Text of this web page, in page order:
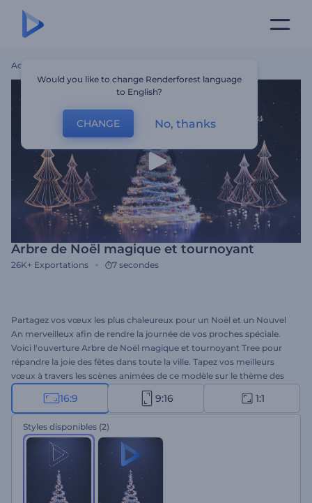
Accueil
Arbre de Noël magique et tournoyant
26K+ Exportations 7 secondes
Partagez vos vœux les plus chaleureux pour un Noël et un Nouvel
An merveilleux afin de rendre la journée de vos proches spéciale.
Voici l'ouverture Arbre de Noël magique et tournoyant Tree pour
répandre la joie des fêtes dans toute la ville. Tapez vos meilleurs
vœux à travers les scènes animées de ce modèle sur le thème des
fêtes pour que vos amis et votre famille croient à la magie de Noël.
Téléchargez vos fichiers multimédia, tapez vos messages et
obtenez une vidéo de vœux animée par des professionnels en
quelques clics. Ce modèle convient parfaitement aux publicités
télévisées, aux invitations à un dîner de Noël, aux vœux vidéo et à
bien d'autres choses encore. Essayez-le dès maintenant !
16:9 9:16 1:1
Styles disponibles (2)
Would you like to change Renderforest language
to English?
CHANGE No, thanks